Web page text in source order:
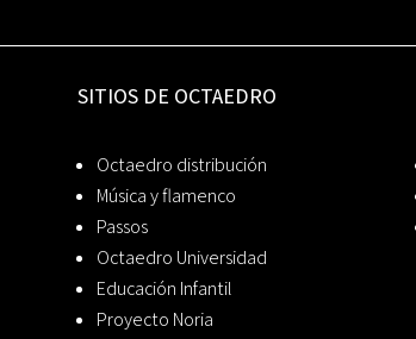
SITIOS DE OCTAEDRO
Octaedro distribución
Música y flamenco
Passos
Octaedro Universidad
Educación Infantil
Proyecto Noria